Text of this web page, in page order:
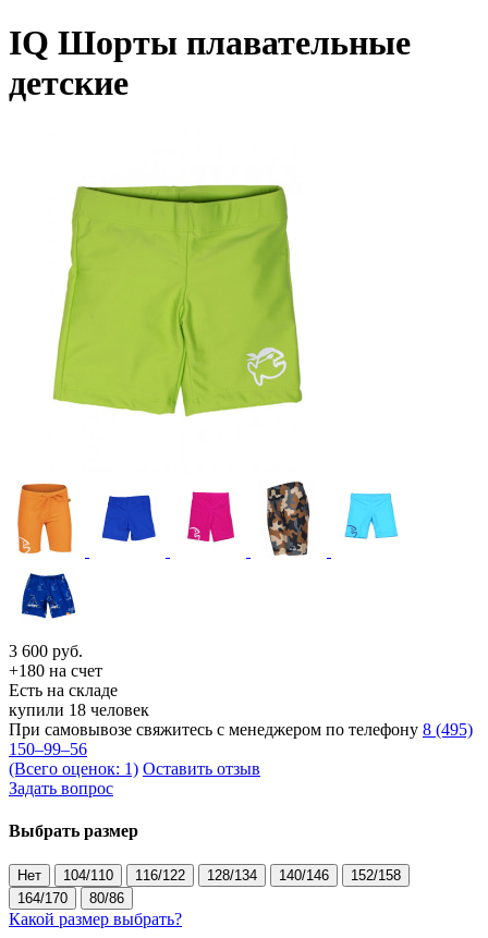
IQ Шорты плавательные
детские
3 600 руб.
+180 на счет
Есть на складе
купили 18 человек
При самовывозе свяжитесь с менеджером по телефону 8 (495)
150–99–56
(Всего оценок: 1) Оставить отзыв
Задать вопрос
Выбрать размер
Нет 104/110 116/122 128/134 140/146
152/158
164/170
80/86
Какой размер выбрать?